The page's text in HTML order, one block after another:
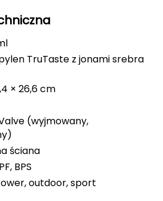
TruTaste z jonami srebra
× 26,6 cm
(wyjmowany,
ściana
BPS
outdoor, sport